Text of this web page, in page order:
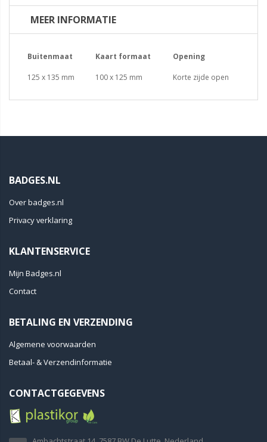
MEER INFORMATIE
Buitenmaat Kaart formaat Opening
125 x 135 mm 100 x 125 mm Korte zijde open
BADGES.NL
Over badges.nl
Privacy verklaring
KLANTENSERVICE
Mijn Badges.nl
Contact
BETALING EN VERZENDING
Algemene voorwaarden
Betaal- & Verzendinformatie
CONTACTGEGEVENS